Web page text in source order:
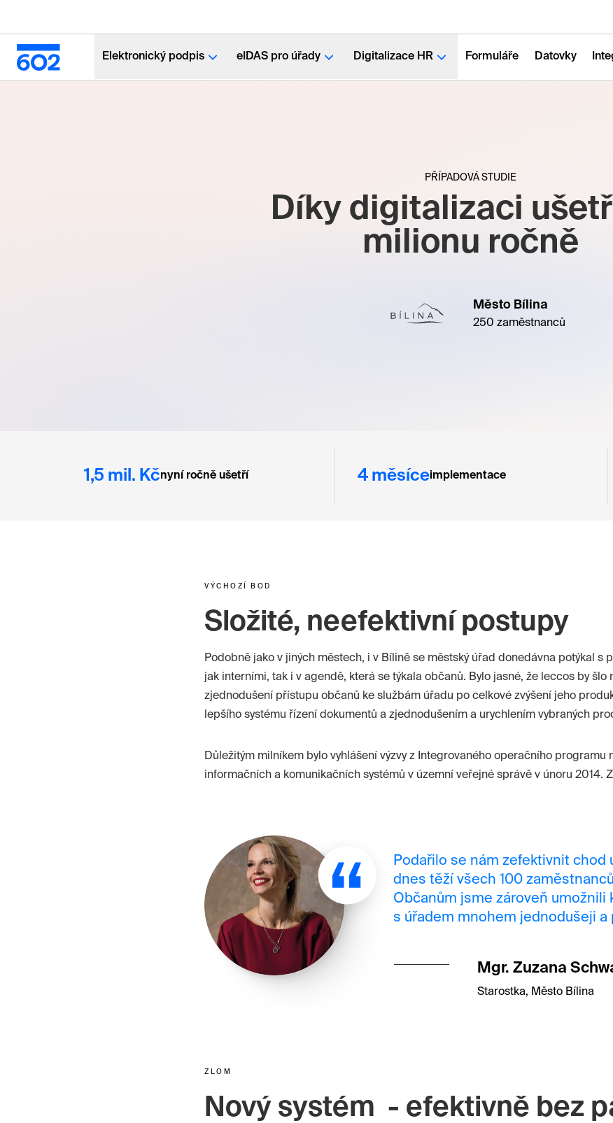
Elektronický podpis eIDAS pro úřady Digitalizace HR Formuláře Datovky
PŘÍPADOVÁ STUDIE
Díky digitalizaci
milionu ročně
Město Bílina
250 zaměstnanců
1,5 mil. Kčnyní ročně ušetří 4 měsíceimplementace
VÝCHOZÍ BOD
Složité, neefektivní postupy
Podobně jako v jiných městech, i v Bílině se městský úřad donedávna potýkal s
jak interními, tak i v agendě, která se týkala občanů. Bylo jasné, že leccos by
zjednodušení přístupu občanů ke službám úřadu po celkové zvýšení jeho
lepšího systému řízení dokumentů a zjednodušením a urychlením vybraných
Důležitým milníkem bylo vyhlášení výzvy z Integrovaného operačního programu
informačních a komunikačních systémů v územní veřejné správě v únoru 2014.
Podařilo se nám zefektivnit chod
dnes těží všech 100
Občanům jsme zároveň umožnili
s úřadem mnohem jednodušeji a
Mgr. Zuzana
Starostka, Město Bílina
ZLOM
Nový systém - efektivně bez